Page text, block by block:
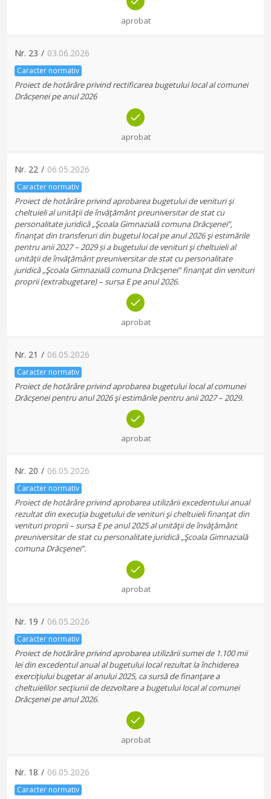
aprobat
Nr. 23 / 03.06.2026
Caracter normativ
Proiect de hotărâre privind rectificarea bugetului local al comunei
Drăcșenei pe anul 2026
aprobat
Nr. 22 / 06.05.2026
Caracter normativ
Proiect de hotărâre privind aprobarea bugetului de venituri şi
cheltuieli al unităţii de învăţământ preuniversitar de stat cu
personalitate juridică „Şcoala Gimnazială comuna Drăcşenei”,
finanţat din transferuri din bugetul local pe anul 2026 şi estimările
pentru anii 2027 – 2029 și a bugetului de venituri şi cheltuieli al
unităţii de învăţământ preuniversitar de stat cu personalitate
juridică „Şcoala Gimnazială comuna Drăcşenei” finanţat din venituri
proprii (extrabugetare) – sursa E pe anul 2026.
aprobat
Nr. 21 / 06.05.2026
Caracter normativ
Proiect de hotărâre privind aprobarea bugetului local al comunei
Drăcşenei pentru anul 2026 şi estimările pentru anii 2027 – 2029.
aprobat
Nr. 20 / 06.05.2026
Caracter normativ
Proiect de hotărâre privind aprobarea utilizării excedentului anual
rezultat din execuţia bugetului de venituri şi cheltuieli finanţat din
venituri proprii – sursa E pe anul 2025 al unităţii de învăţământ
preuniversitar de stat cu personalitate juridică „Şcoala Gimnazială
comuna Drăcşenei”.
aprobat
Nr. 19 / 06.05.2026
Caracter normativ
Proiect de hotărâre privind aprobarea utilizării sumei de 1.100 mii
lei din excedentul anual al bugetului local rezultat la închiderea
exerciţiului bugetar al anului 2025, ca sursă de finanţare a
cheltuielilor secţiunii de dezvoltare a bugetului local al comunei
Drăcşenei pe anul 2026.
aprobat
Nr. 18 / 06.05.2026
Caracter normativ